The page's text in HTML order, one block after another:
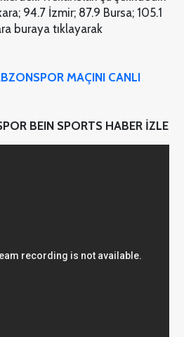
94.7 İzmir; 87.9 Bursa; 105.1
buraya tıklayarak
MAÇINI CANLI
BEIN SPORTS HABER İZLE